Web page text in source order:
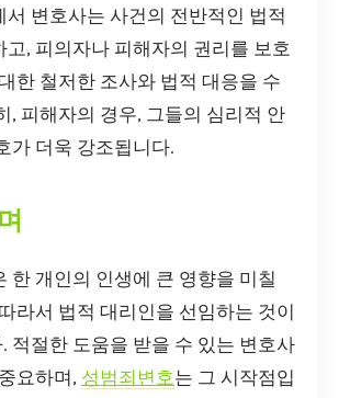
서 변호사는 사건의 전반적인 법적
고, 피의자나 피해자의 권리를 보호
한 철저한 조사와 법적 대응을 수
, 피해자의 경우, 그들의 심리적 안
가 더욱 강조됩니다.
한 개인의 인생에 큰 영향을 미칠
라서 법적 대리인을 선임하는 것이
적절한 도움을 받을 수 있는 변호사
요하며, 성범죄변호는 그 시작점입